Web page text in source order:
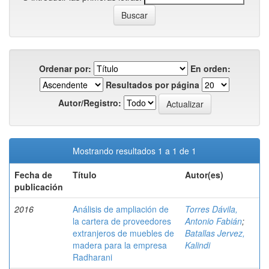
Ordenar por:
En orden:
Resultados por página
Autor/Registro:
Mostrando resultados 1 a 1 de 1
Fecha de
publicación
Título Autor(es)
2016
Análisis de ampliación de
la cartera de proveedores
extranjeros de muebles de
madera para la empresa
Radharani
Torres Dávila,
Antonio Fabián;
Batallas Jervez,
Kalindi